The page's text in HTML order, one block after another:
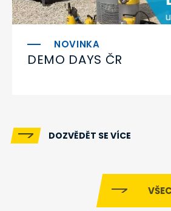
DEMO DAYS ČR
DOZVĚDĚT SE VÍCE